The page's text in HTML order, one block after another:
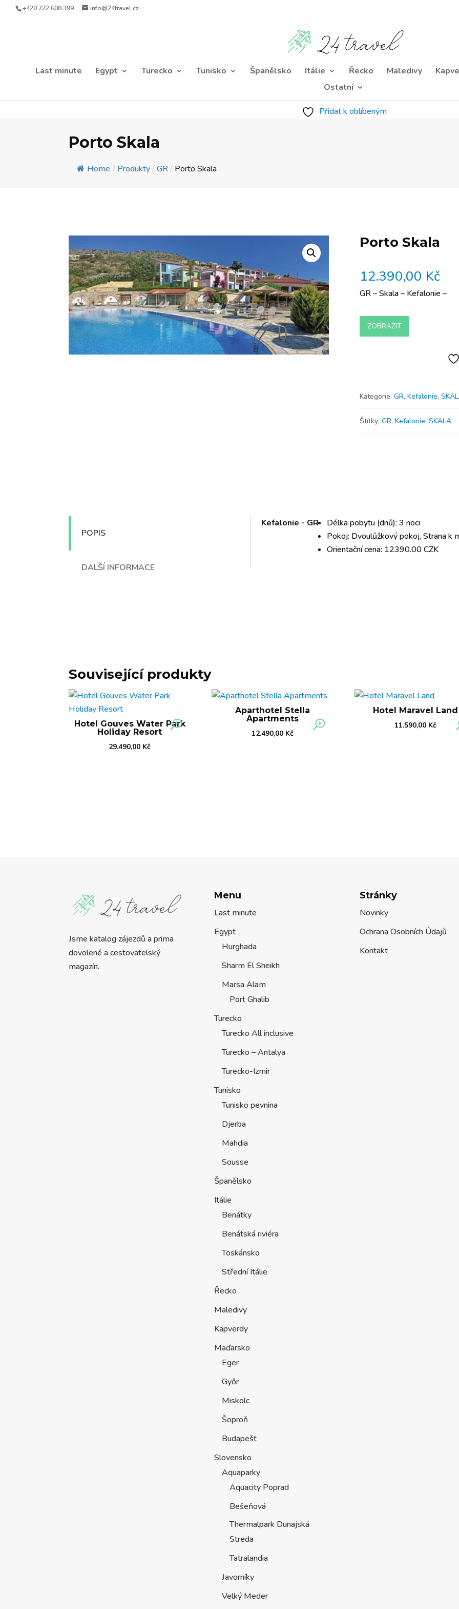
+420 722 608 399 info@24travel.cz
Last minute Egypt Turecko Tunisko Španělsko Itálie Řecko Maledivy
Ostatní
Přidat k oblíbeným
Porto Skala
Home / Produkty / GR / Porto Skala
Porto Skala
12.390,00 Kč
GR – Skala – Kefalonie –
ZOBRAZIT
Kategorie: GR, Kefalonie,
Štítky: GR, Kefalonie, SKALA
POPIS
DALŠÍ INFORMACE
Kefalonie - GR
Délka pobytu (dnů): 3 noci
Pokoj: Dvoulůžkový pokoj, Strana k
Orientační cena: 12390.00 CZK
Související produkty
Hotel Gouves Water Park
Holiday Resort
29.490,00 Kč
Aparthotel Stella
Apartments
12.490,00 Kč
Hotel Maravel Land
11.590,00 Kč
Jsme katalog zájezdů a prima
dovolené a cestovatelský
magazín.
Menu
Last minute
Egypt
Hurghada
Sharm El Sheikh
Marsa Alam
Port Ghalib
Turecko
Turecko All inclusive
Turecko – Antalya
Turecko-Izmir
Tunisko
Tunisko pevnina
Djerba
Mahdia
Sousse
Španělsko
Itálie
Benátky
Benátská riviéra
Toskánsko
Střední Itálie
Řecko
Maledivy
Kapverdy
Maďarsko
Eger
Győr
Miskolc
Šoproň
Budapešť
Slovensko
Aquaparky
Aquacity Poprad
Bešeňová
Thermalpark Dunajská
Streda
Tatralandia
Javorníky
Velký Meder
Stránky
Novinky
Ochrana Osobních Údajů
Kontakt